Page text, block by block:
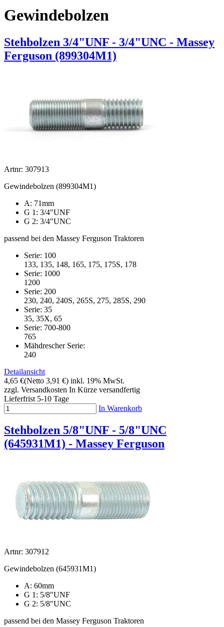
Gewindebolzen
Stehbolzen 3/4"UNF - 3/4"UNC - Massey
Ferguson (899304M1)
Artnr: 307913
Gewindebolzen (899304M1)
A: 71mm
G 1: 3/4"UNF
G 2: 3/4"UNC
passend bei den Massey Ferguson Traktoren
Serie: 100
133, 135, 148, 165, 175, 175S, 178
Serie: 1000
1200
Serie: 200
230, 240, 240S, 265S, 275, 285S, 290
Serie: 35
35, 35X, 65
Serie: 700-800
765
Mähdrescher Serie:
240
Detailansicht
4,65 €(Netto 3,91 €) inkl. 19% MwSt.
zzgl. Versandkosten In Kürze versandfertig
Lieferfrist 5-10 Tage
In Warenkorb
Stehbolzen 5/8"UNF - 5/8"UNC
(645931M1) - Massey Ferguson
Artnr: 307912
Gewindebolzen (645931M1)
A: 60mm
G 1: 5/8"UNF
G 2: 5/8"UNC
passend bei den Massey Ferguson Traktoren